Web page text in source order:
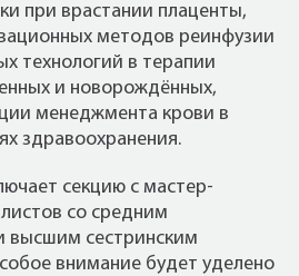
при врастании плаценты,
методов реинфузии
технологий в терапии
и новорождённых,
менеджмента крови в
здравоохранения.
секцию с мастер-
со средним
высшим сестринским
внимание будет уделено